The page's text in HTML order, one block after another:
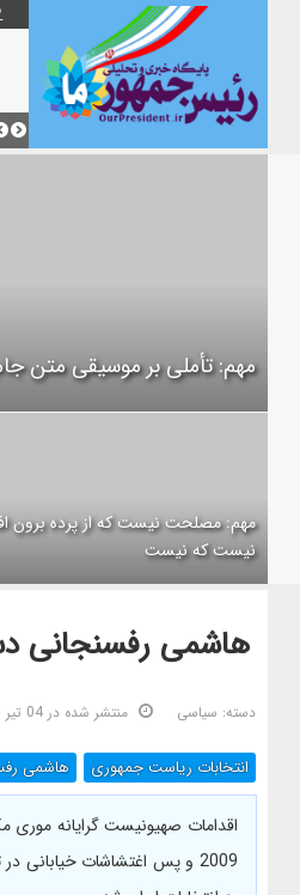
مهم: تأملی بر موسیقی متن
مهم: مصلحت نیست که از پرده برون
نیست که نیست
هاشمی رفسنجانی
دسته: سیاسی منتشر شده در 04 تیر 1393
انتخابات ریاست جمهوری هاشمی
اقدامات صهیونیست گرایانه
2009 و پس اغتشاشات